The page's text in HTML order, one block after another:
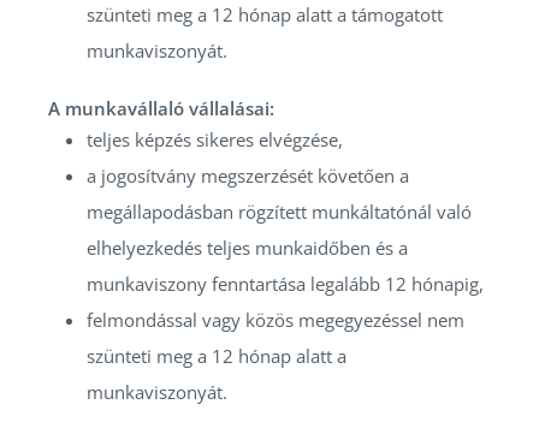
szünteti meg a 12 hónap alatt a támogatott
munkaviszonyát.
A munkavállaló vállalásai:
teljes képzés sikeres elvégzése,
a jogosítvány megszerzését követően a
megállapodásban rögzített munkáltatónál való
elhelyezkedés teljes munkaidőben és a
munkaviszony fenntartása legalább 12 hónapig,
felmondással vagy közös megegyezéssel nem
szünteti meg a 12 hónap alatt a
munkaviszonyát.